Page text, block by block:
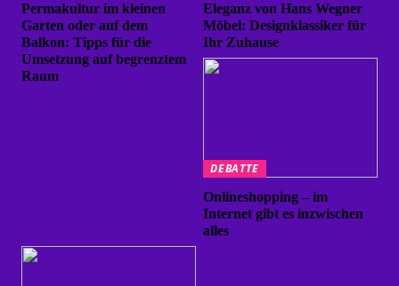
Permakultur im kleinen
Garten oder auf dem
Balkon: Tipps für die
Umsetzung auf begrenztem
Raum
Eleganz von Hans Wegner
Möbel: Designklassiker für
Ihr Zuhause
DEBATTE
Onlineshopping – im
Internet gibt es inzwischen
alles